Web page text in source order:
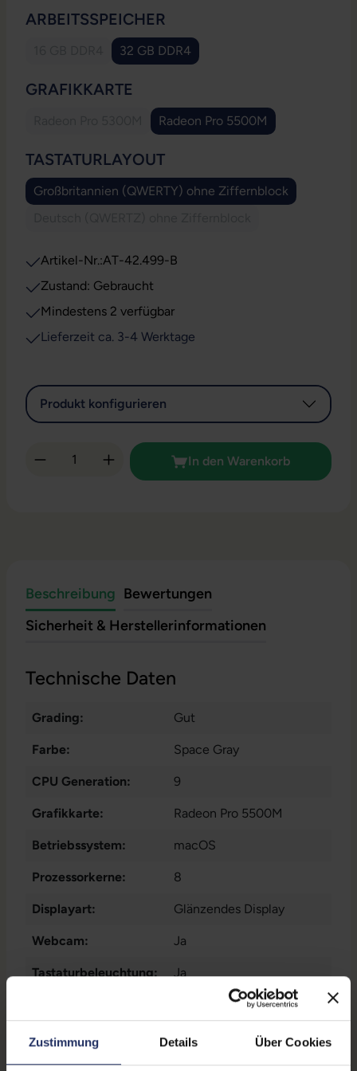
Zustimmung Details Über Cookies
ARBEITSSPEICHER
(Diese Option ist zurzeit nicht verfügbar.)
32 GB DDR4
GRAFIKKARTE
(Diese Option ist zurzeit nicht verfügbar.)
Radeon Pro 5500M
TASTATURLAYOUTAUSWÄHLEN
Großbritannien (QWERTY) ohne Ziffernblock
Artikel-Nr.:AT-42.499-B
Zustand: Gebraucht
Mindestens 2 verfügbar
Lieferzeit ca. 3-4 Werktage
Produkt konfigurieren
Produkt Anzahl: Gib den gewünschten
In den Warenkorb
Beschreibung Bewertungen
Sicherheit & Herstellerinformationen
Technische Daten
Grading: Gut
Farbe: Space Gray
CPU Generation: 9
Grafikkarte: Radeon Pro 5500M
Betriebssystem: macOS
Prozessorkerne: 8
Displayart: Glänzendes Display
Webcam: Ja
Tastaturbeleuchtung: Ja
1x Audio / Mikrofon - 3.5
mm Combo, 1x Bluetooth,
1x W-LAN
, 4x Thunderbolt